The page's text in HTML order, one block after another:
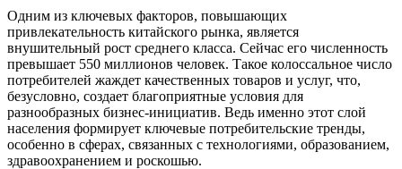
Одним из ключевых факторов, повышающих
привлекательность китайского рынка, является
внушительный рост среднего класса. Сейчас его численность
превышает 550 миллионов человек. Такое колоссальное число
потребителей жаждет качественных товаров и услуг, что,
безусловно, создает благоприятные условия для
разнообразных бизнес-инициатив. Ведь именно этот слой
населения формирует ключевые потребительские тренды,
особенно в сферах, связанных с технологиями, образованием,
здравоохранением и роскошью.